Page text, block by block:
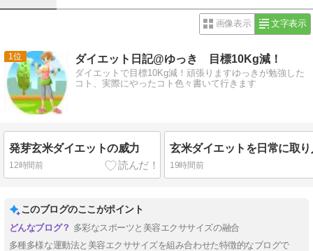
画像表示 文字表示
1 ダイエット日記@ゆっき 目標10Kg減！
ダイエットで目標10Kg減！頑張りますゆっきが勉強した
コト、実際にやったコト色々書いて行きます
発芽玄米ダイエットの威力
12時間前 19時間前
このブログのここがポイント
多彩なスポーツと美容エクササイズの融合
多種多様な運動法と美容エクササイズを組み合わせた特徴的なブログで